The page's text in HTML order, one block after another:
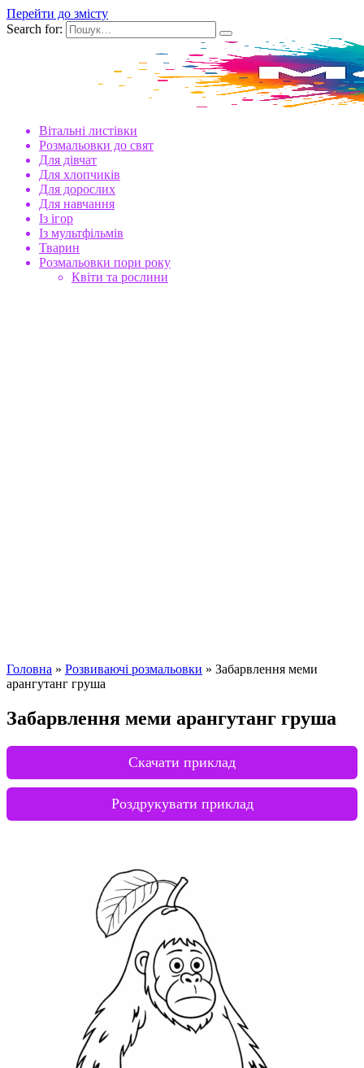
Перейти до змісту
Search for:
Вітальні листівки
Розмальовки до свят
Для дівчат
Для хлопчиків
Для дорослих
Для навчання
Із ігор
Із мультфільмів
Тварин
Розмальовки пори року
Квіти та рослини
Головна » Розвиваючі розмальовки » Забарвлення меми
арангутанг груша
Забарвлення меми арангутанг груша
Скачати приклад
Роздрукувати приклад